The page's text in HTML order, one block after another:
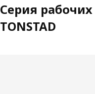
Серия
TONSTAD